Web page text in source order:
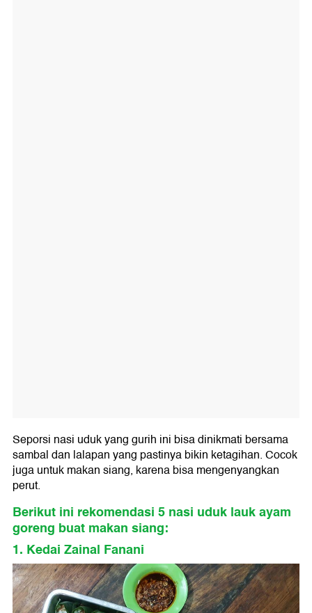
Seporsi nasi uduk yang gurih ini bisa dinikmati bersama
sambal dan lalapan yang pastinya bikin ketagihan. Cocok
juga untuk makan siang, karena bisa mengenyangkan
perut.
Berikut ini rekomendasi 5 nasi uduk lauk ayam
goreng buat makan siang:
1. Kedai Zainal Fanani